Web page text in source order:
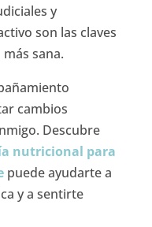
y
son las claves
sana.
cambios
Descubre
nutricional para
puede ayudarte a
y a sentirte